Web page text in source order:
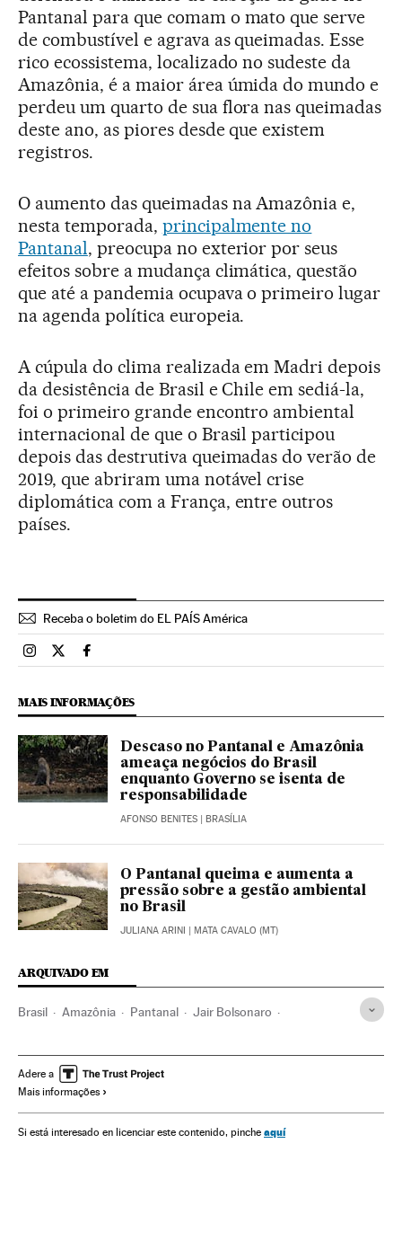
Pantanal para que comam o mato que serve
de combustível e agrava as queimadas. Esse
rico ecossistema, localizado no sudeste da
Amazônia, é a maior área úmida do mundo e
perdeu um quarto de sua flora nas queimadas
deste ano, as piores desde que existem
registros.
O aumento das queimadas na Amazônia e,
nesta temporada, principalmente no
Pantanal, preocupa no exterior por seus
efeitos sobre a mudança climática, questão
que até a pandemia ocupava o primeiro lugar
na agenda política europeia.
A cúpula do clima realizada em Madri depois
da desistência de Brasil e Chile em sediá-la,
foi o primeiro grande encontro ambiental
internacional de que o Brasil participou
depois das destrutiva queimadas do verão de
2019, que abriram uma notável crise
diplomática com a França, entre outros
países.
Receba o boletim do EL PAÍS América
Brasil El País Brasil en Instagram
Brasil El País Brasil en Twitter
Brasil El País Brasil en Facebook
MAIS INFORMAÇÕES
Descaso no Pantanal e Amazônia
ameaça negócios do Brasil
enquanto Governo se isenta de
responsabilidade
AFONSO BENITES | BRASÍLIA
O Pantanal queima e aumenta a
pressão sobre a gestão ambiental
no Brasil
JULIANA ARINI | MATA CAVALO (MT)
ARQUIVADO EM
Brasil Amazônia Pantanal Jair Bolsonaro
Cúpula do clima Governo Brasil
Meio ambiente
Adere a
Mais informações
Si está interesado en licenciar este contenido, pinche aquí